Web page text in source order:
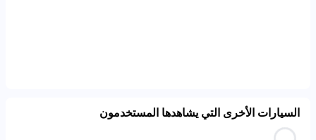
السيارات الأخرى التي يشاهدها المستخدمون